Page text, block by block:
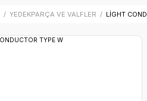
YEDEKPARÇA VE VALFLER LİGHT